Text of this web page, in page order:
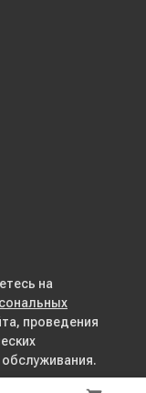
на
проведения